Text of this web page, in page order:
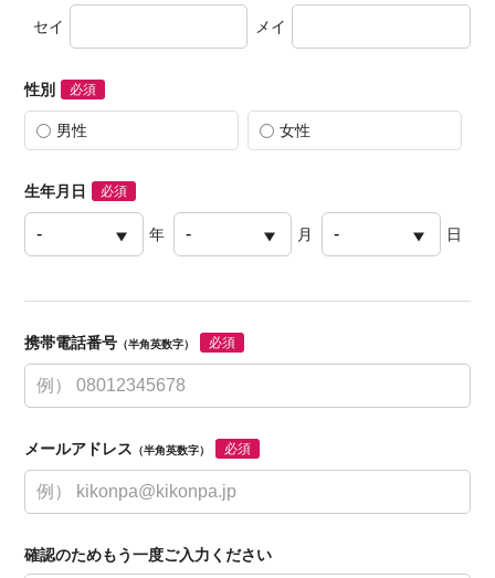
セイ メイ
性別 必須
男性 女性
生年月日 必須
年 月 日
携帯電話番号 （半角英数字） 必須
メールアドレス （半角英数字） 必須
確認のためもう一度ご入力ください